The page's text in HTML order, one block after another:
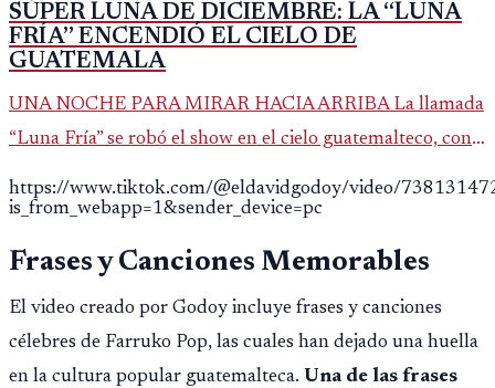
SÚPER LUNA DE DICIEMBRE: LA “LUNA
FRÍA” ENCENDIÓ EL CIELO DE
GUATEMALA
UNA NOCHE PARA MIRAR HACIA ARRIBA La llamada
“Luna Fría” se robó el show en el cielo guatemalteco, con
más brillante de lo h
https://www.tiktok.com/@eldavidgodoy/video/
is_from_webapp=1&sender_device=pc
Frases y Canciones Memorables
El video creado por Godoy incluye frases y canciones
célebres de Farruko Pop, las cuales han dejado una huella
en la cultura popular guatemalteca. Una de las frases